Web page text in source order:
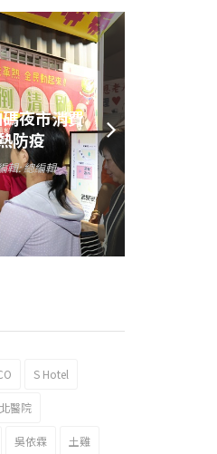
夜市消費
防疫
輯:總編輯
S Hotel
醫院
吳依霖 土雞